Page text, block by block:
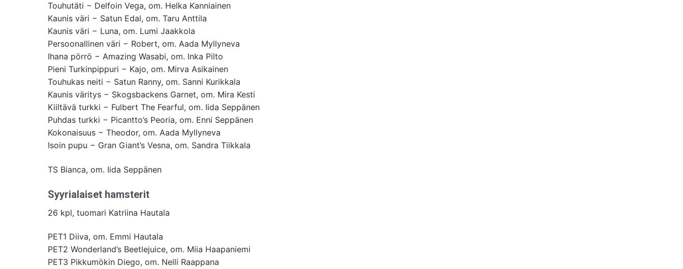
Touhutäti − Delfoin Vega, om. Helka Kanniainen
Kaunis väri − Satun Edal, om. Taru Anttila
Kaunis väri − Luna, om. Lumi Jaakkola
Persoonallinen väri − Robert, om. Aada Myllyneva
Ihana pörrö − Amazing Wasabi, om. Inka Pilto
Pieni Turkinpippuri − Kajo, om. Mirva Asikainen
Touhukas neiti − Satun Ranny, om. Sanni Kurikkala
Kaunis väritys − Skogsbackens Garnet, om. Mira Kesti
Kiiltävä turkki − Fulbert The Fearful, om. Iida Seppänen
Puhdas turkki − Picantto’s Peoria, om. Enni Seppänen
Kokonaisuus − Theodor, om. Aada Myllyneva
Isoin pupu − Gran Giant’s Vesna, om. Sandra Tiikkala
TS Bianca, om. Iida Seppänen
Syyrialaiset hamsterit
26 kpl, tuomari Katriina Hautala
PET1 Diiva, om. Emmi Hautala
PET2 Wonderland’s Beetlejuice, om. Miia Haapaniemi
PET3 Pikkumökin Diego, om. Nelli Raappana